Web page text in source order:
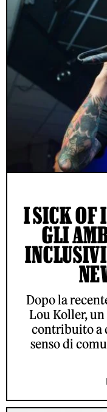
I SICK OF
GLI
Dopo la
Lou Koller,
contribuito a
senso di